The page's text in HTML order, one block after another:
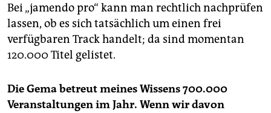
Bei „jamendo pro“ kann man rechtlich nachprüfen
lassen, ob es sich tatsächlich um einen frei
verfügbaren Track handelt; da sind momentan
120.000 Titel gelistet.
Die Gema betreut meines Wissens 700.000
Veranstaltungen im Jahr. Wenn wir davon